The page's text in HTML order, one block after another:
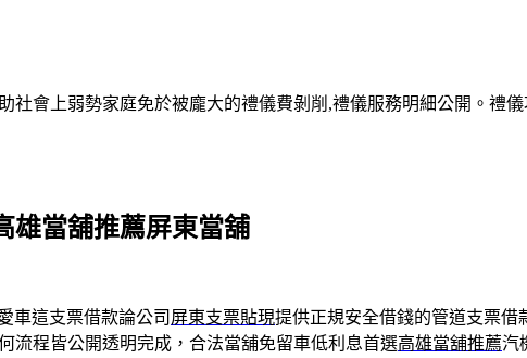
社會上弱勢家庭免於被龐大的禮儀費剝削,禮儀服務明細公開。禮
雄當舖推薦屏東當舖
車這支票借款論公司 屏東支票貼現提供正規安全借錢的管道支票借
流程皆公開透明完成，合法當舖免留車低利息首選高雄當舖推薦汽